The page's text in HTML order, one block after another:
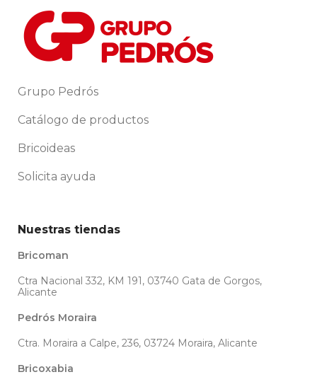
Grupo Pedrós
Catálogo de productos
Bricoideas
Solicita ayuda
Nuestras tiendas
Bricoman
Ctra Nacional 332, KM 191, 03740 Gata de Gorgos,
Alicante
Pedrós Moraira
Ctra. Moraira a Calpe, 236, 03724 Moraira, Alicante
Bricoxabia